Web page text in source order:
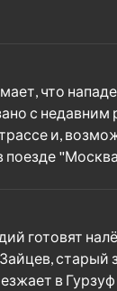
что
с недавним
и,
поезде
готовят
старый
в